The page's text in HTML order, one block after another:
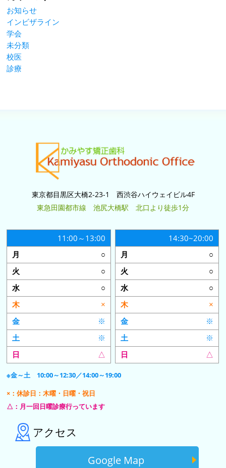
お知らせ
インビザライン
学会
未分類
校医
診療
東京都目黒区大橋2-23-1 西渋谷ハイウェイビル4F
東急田園都市線 池尻大橋駅 北口より徒歩1分
11:00～13:00
○
○
○
×
※
※
△
14:30~20:00
○
○
○
×
※
※
△
※金～土 10:00～12:30／14:00～19:00
×：休診日：木曜・日曜・祝日
△：月一回日曜診療行っています
アクセス
Google Map